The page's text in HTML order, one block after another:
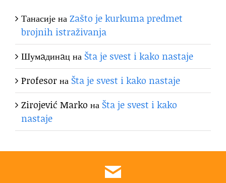
ТанасијенаZašto je kurkuma predmet
brojnih istraživanja
Шумaдинaцна Šta je svest i kako nastaje
Profesorна Šta je svest i kako nastaje
Zirojević Marko на Šta je svest i kako
nastaje